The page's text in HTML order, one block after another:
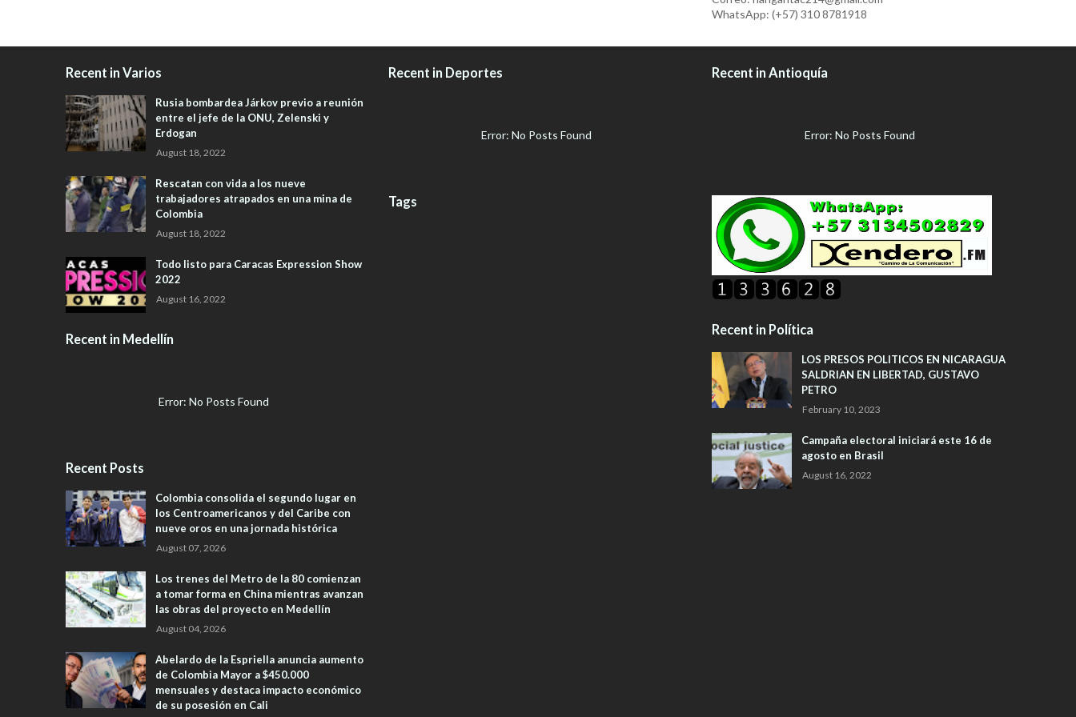
WhatsApp: (+57) 310 8781918
Recent in Varios
Rusia bombardea Járkov previo a reunión
entre el jefe de la ONU, Zelenski y
Erdogan
August 18, 2022
Rescatan con vida a los nueve
trabajadores atrapados en una mina de
Colombia
August 18, 2022
Todo listo para Caracas Expression Show
2022
August 16, 2022
Recent in Medellín
Error: No Posts Found
Recent Posts
Colombia consolida el segundo lugar en
los Centroamericanos y del Caribe con
nueve oros en una jornada histórica
August 07, 2026
Los trenes del Metro de la 80 comienzan
a tomar forma en China mientras avanzan
las obras del proyecto en Medellín
August 04, 2026
Abelardo de la Espriella anuncia aumento
de Colombia Mayor a $450.000
mensuales y destaca impacto económico
de su posesión en Cali
Recent in Deportes
Error: No Posts Found
Tags
Recent in Antioquía
Error: No Posts Found
Recent in Política
LOS PRESOS POLITICOS EN NICARAGUA
SALDRIAN EN LIBERTAD, GUSTAVO
PETRO
February 10, 2023
Campaña electoral iniciará este 16 de
agosto en Brasil
August 16, 2022